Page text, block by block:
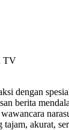
TV
dengan
berita
tajam, akurat,